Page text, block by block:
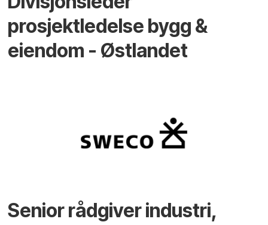
prosjektledelse bygg &
eiendom - Østlandet
Senior rådgiver industri,